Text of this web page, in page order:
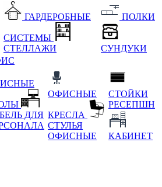
ГАРДЕРОБНЫЕ
СИСТЕМЫ
СТЕЛЛАЖИ
ПОЛКИ
СУНДУКИ
ДЛЯ
ОФИСНЫЕ
КРЕСЛА
СТУЛЬЯ
ОФИСНЫЕ
СТОЙКИ
РЕСЕПШН
КАБИНЕТ